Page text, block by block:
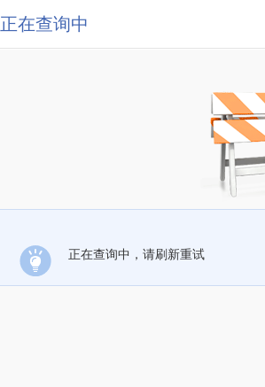
正在查询中
正在查询中，请刷新重试